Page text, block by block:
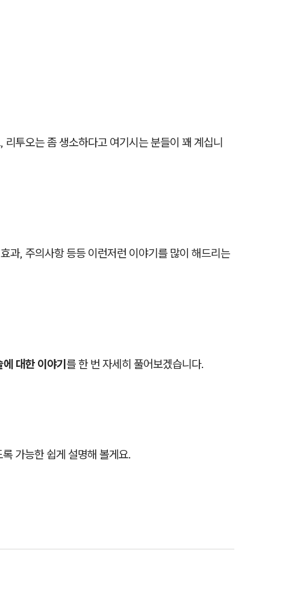
투오는 좀 생소하다고 여기시는 분들이 꽤 계십니
과, 주의사항 등등 이런저런 이야기를 많이 해드리는
에 대한 이야기를 한 번 자세히 풀어보겠습니다.
가능한 쉽게 설명해 볼게요.